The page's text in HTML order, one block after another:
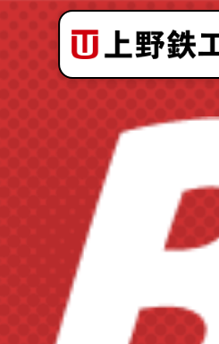
会社案内
理念と歴史
設備紹介
お問い合わせの流れ
サービス
品質と安全